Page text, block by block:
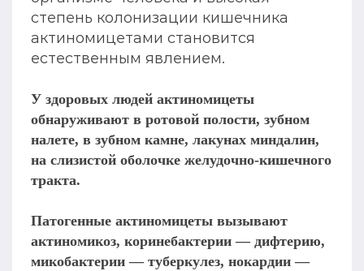
степень колонизации кишечника
актиномицетами становится
естественным явлением.
У здоровых людей актиномицеты
обнаруживают в ротовой полости, зубном
налете, в зубном камне, лакунах миндалин,
на слизистой оболочке желудочно-кишечного
тракта.
Патогенные актиномицеты вызывают
актиномикоз, коринебактерии — дифтерию,
микобактерии — туберкулез, нокардии —